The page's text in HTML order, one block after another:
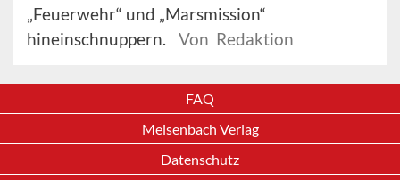
„Feuerwehr“ und „Marsmission“
hineinschnuppern.
Von Redaktion
FAQ
Meisenbach Verlag
Datenschutz